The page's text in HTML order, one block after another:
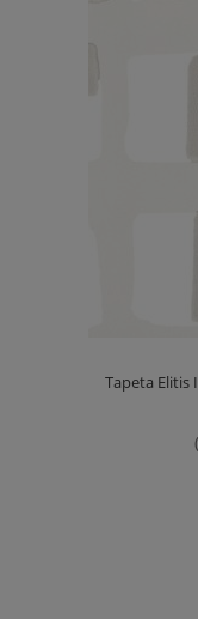
Tapeta Elitis